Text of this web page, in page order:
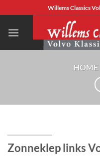
naar
inhoud
Willems Classics
HOME
Zonneklep links